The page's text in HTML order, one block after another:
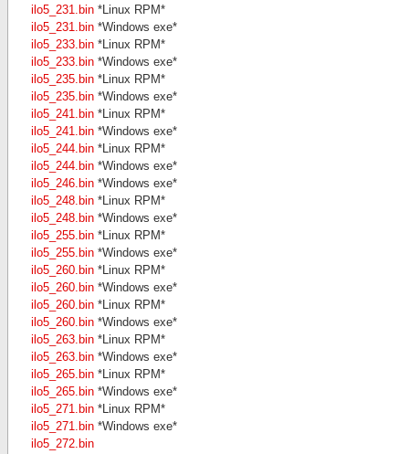
ilo5_231.bin *Linux RPM*
ilo5_231.bin *Windows exe*
ilo5_233.bin *Linux RPM*
ilo5_233.bin *Windows exe*
ilo5_235.bin *Linux RPM*
ilo5_235.bin *Windows exe*
ilo5_241.bin *Linux RPM*
ilo5_241.bin *Windows exe*
ilo5_244.bin *Linux RPM*
ilo5_244.bin *Windows exe*
ilo5_246.bin *Windows exe*
ilo5_248.bin *Linux RPM*
ilo5_248.bin *Windows exe*
ilo5_255.bin *Linux RPM*
ilo5_255.bin *Windows exe*
ilo5_260.bin *Linux RPM*
ilo5_260.bin *Windows exe*
ilo5_260.bin *Linux RPM*
ilo5_260.bin *Windows exe*
ilo5_263.bin *Linux RPM*
ilo5_263.bin *Windows exe*
ilo5_265.bin *Linux RPM*
ilo5_265.bin *Windows exe*
ilo5_271.bin *Linux RPM*
ilo5_271.bin *Windows exe*
ilo5_272.bin